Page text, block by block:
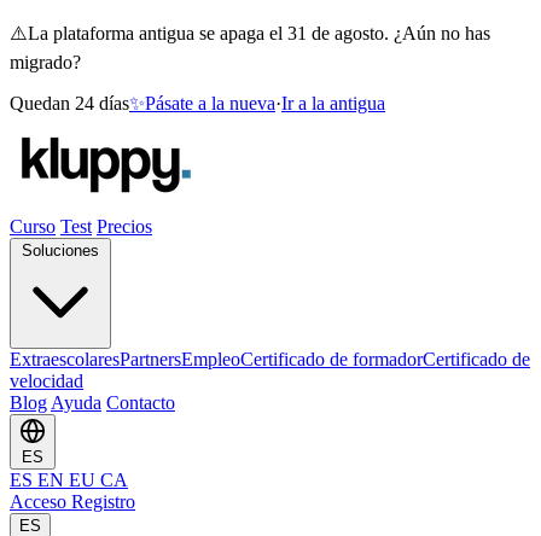
⚠️La plataforma antigua se apaga el 31 de agosto. ¿Aún no has
migrado?
Quedan 24 días✨Pásate a la nueva·Ir a la antigua
Curso Test Precios
ExtraescolaresPartnersEmpleoCertificado de formadorCertificado de
velocidad
Blog Ayuda Contacto
ES
ES EN EU CA
Acceso Registro
ES